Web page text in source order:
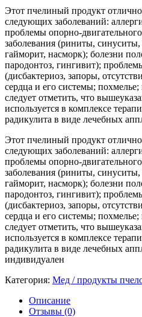
Этот пчелиный продукт
следующих заболеваний:
проблемы опорно-
заболевания (риниты,
гайморит, насморк); болезни
пародонтоз, гингивит);
(дисбактериоз, запоры,
сердца и его системы;
следует отметить, что
используется в комплексе
радикулита в виде лечебных
Этот пчелиный продукт
следующих заболеваний:
проблемы опорно-
заболевания (риниты,
гайморит, насморк); болезни
пародонтоз, гингивит);
(дисбактериоз, запоры,
сердца и его системы;
следует отметить, что
используется в комплексе
радикулита в виде лечебных
индивидуален
Категория: Мед / продукты
Описание
Отзывы (0)